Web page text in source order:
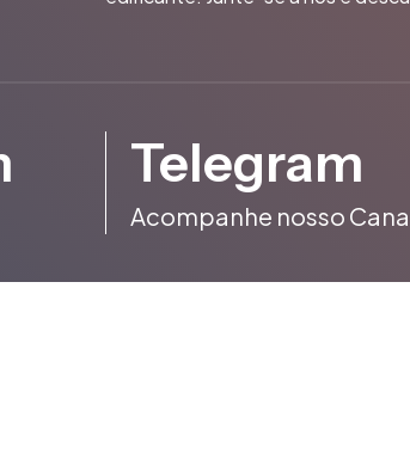
Telegram
Acompanhe nosso